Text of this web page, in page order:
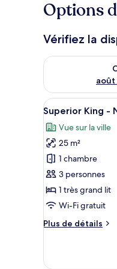
Options
Vérifiez la
août
Vérifier la
Afficher
toutes
les
photos
pour
ce
type
de
chambre :
Superior
20
Superior King -
Vue sur la ville
25 m²
1 chambre
3 personnes
1 très grand lit
Wi-Fi gratuit
Plus de détails
Plus
le